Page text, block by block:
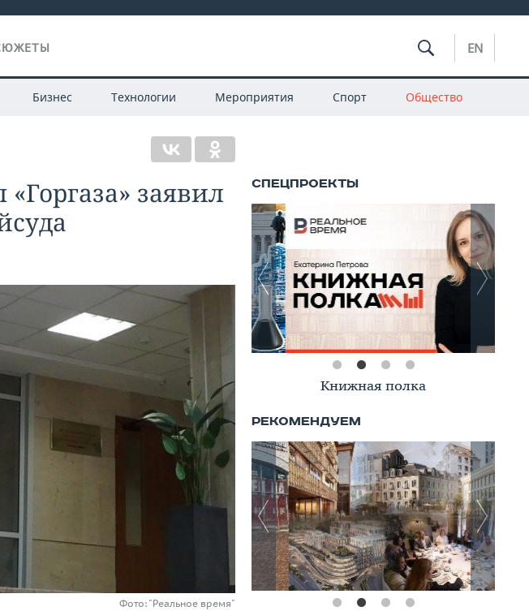
EN
Бизнес Технологии Мероприятия Спорт Общество
заявил
Фото: "Реальное время"
Книжная полка